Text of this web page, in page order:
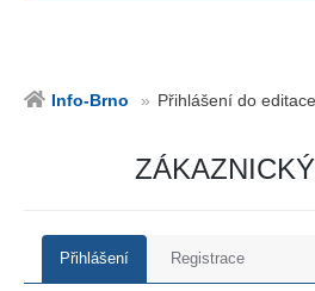
Info-Brno Přihlášení do
Přihlášení Registrace